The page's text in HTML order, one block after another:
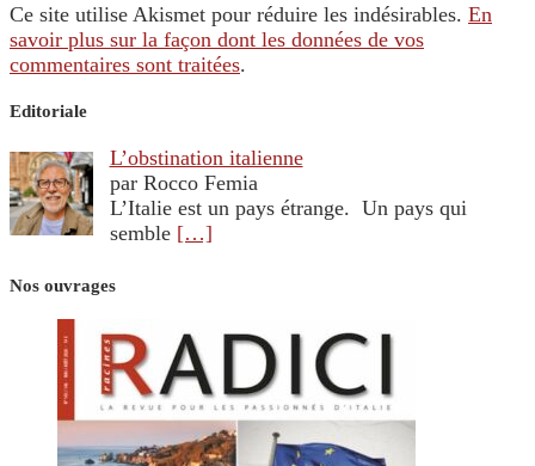
Ce site utilise Akismet pour réduire les indésirables. En
savoir plus sur la façon dont les données de vos
commentaires sont traitées.
Editoriale
L’obstination italienne
par Rocco Femia
L’Italie est un pays étrange. Un pays qui
semble […]
Nos ouvrages